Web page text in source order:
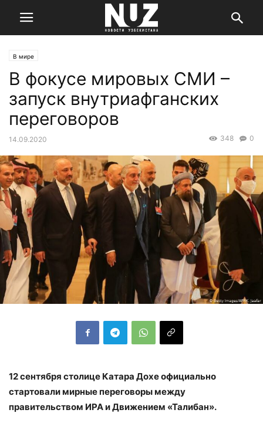
В мире
В фокусе мировых СМИ –
запуск внутриафганских
переговоров
14.09.2020 0
348
12 сентября столице Катара Дохе официально
стартовали мирные переговоры между
правительством ИРА и Движением «Талибан».